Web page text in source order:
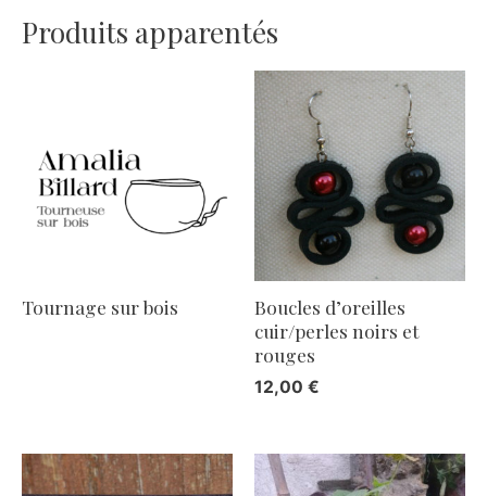
Produits apparentés
Tournage sur bois
Boucles d’oreilles
cuir/perles noirs et
rouges
12,00 €